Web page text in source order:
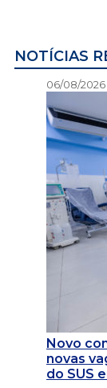
NOTÍCIAS
06/08/2026
Novo
novas
do SUS